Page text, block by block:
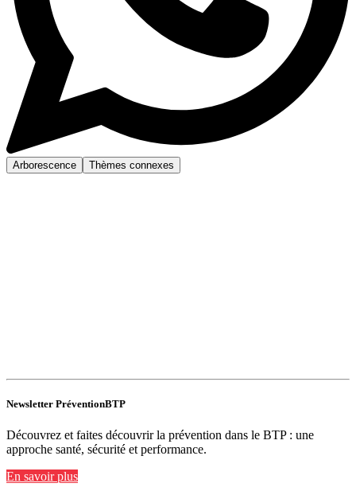
Arborescence Thèmes connexes
Newsletter PréventionBTP
Découvrez et faites découvrir la prévention dans le BTP : une
approche santé, sécurité et performance.
En savoir plus